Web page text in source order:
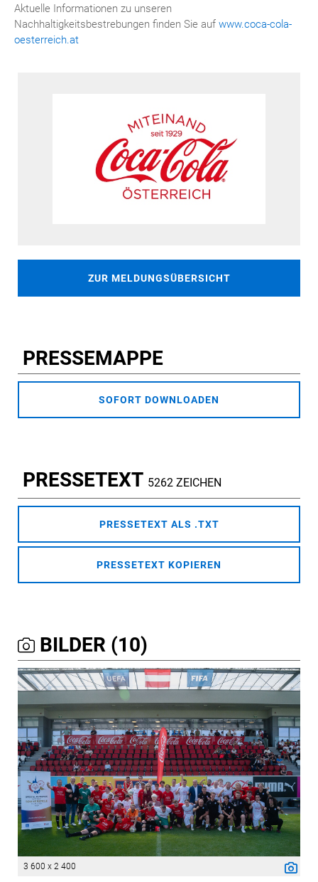
Aktuelle Informationen zu unseren
Nachhaltigkeitsbestrebungen finden Sie auf www.coca-cola-
oesterreich.at
ZUR MELDUNGSÜBERSICHT
PRESSEMAPPE
SOFORT DOWNLOADEN
PRESSETEXT 5262 ZEICHEN
PRESSETEXT ALS .TXT
PRESSETEXT KOPIEREN
BILDER (10)
3 600 x 2 400